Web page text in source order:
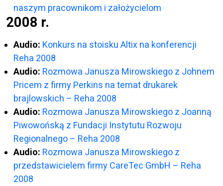
naszym pracownikom i założycielom
2008 r.
Audio: Konkurs na stoisku Altix na konferencji
Reha 2008
Audio: Rozmowa Janusza Mirowskiego z Johnem
Pricem z firmy Perkins na temat drukarek
brajlowskich – Reha 2008
Audio: Rozmowa Janusza Mirowskiego z Joanną
Piwowońską z Fundacji Instytutu Rozwoju
Regionalnego – Reha 2008
Audio: Rozmowa Janusza Mirowskiego z
przedstawicielem firmy CareTec GmbH – Reha
2008